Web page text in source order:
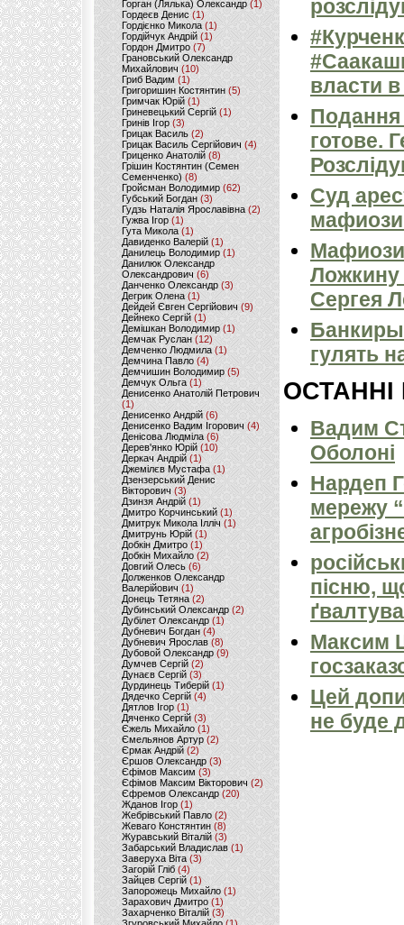
Горган (Лялька) Олександр(1)
Гордеєв Денис (1)
Гордієнко Микола (1)
Гордійчук Андрій (1)
Гордон Дмитро (7)
Грановський Олександр
Михайлович (10)
Гриб Вадим (1)
Григоришин Костянтин (5)
Гримчак Юрій(1)
Гриневецький Сергій(1)
Гринів Ігор (3)
Грицак Василь (2)
Грицак Василь Сергійович (4)
Гриценко Анатолій (8)
Грішин Костянтин (Семен
Семенченко)(8)
Гройсман Володимир(62)
Губський Богдан (3)
Гудзь Наталія Ярославівна(2)
Гужва Ігор (1)
Гута Микола (1)
Давиденко Валерій (1)
Данилець Володимир(1)
Данилюк Олександр
Олександрович (6)
Данченко Олександр (3)
Дегрик Олена(1)
Дейдей Євген Сергійович(9)
Дейнеко Сергій (1)
Демішкан Володимир(1)
Демчак Руслан (12)
Демченко Людмила (1)
Демчина Павло (4)
Демчишин Володимир (5)
Демчук Ольга(1)
Денисенко Анатолій Петрович
(1)
Денисенко Андрій (6)
Денисенко Вадим Ігорович (4)
Денісова Людміла(6)
Дерев'янко Юрій(10)
Деркач Андрій(1)
Джемілєв Мустафа (1)
Дзензерський Денис
Вікторович (3)
Дзинзя Андрій (1)
Дмитро Корчинський (1)
Дмитрук Микола Ілліч (1)
Дмитрунь Юрій (1)
Добкін Дмитро(1)
Добкін Михайло (2)
Довгий Олесь (6)
Долженков Олександр
Валерійович (1)
Донець Тетяна (2)
Дубинський Олександр(2)
Дубілет Олександр (1)
Дубневич Богдан (4)
Дубневич Ярослав (8)
Дубовой Олександр(9)
Думчев Сергій (2)
Дунаєв Сергій(3)
Дурдинець Тиберій (1)
Дядечко Сергій (4)
Дятлов Ігор (1)
Дяченко Сергій (3)
Єжель Михайло (1)
Ємельянов Артур (2)
Єрмак Андрій (2)
Єршов Олександр (3)
Єфімов Максим (3)
Єфімов Максим Вікторович (2)
Єфремов Олександр (20)
Жданов Ігор (1)
Жебрівський Павло (2)
Жеваго Констянтин (8)
Журавський Віталій (3)
Забарський Владислав (1)
Заверуха Віта (3)
Загорій Гліб (4)
Зайцев Сергій(1)
Запорожець Михайло (1)
Зарахович Дмитро (1)
Захарченко Віталій (3)
власти
готове.
Суд
мафиози
Сергея
гулять
ОСТАННІ
Вадим
Оболоні
Нардеп
мережу
пісню,
Максим
Цей
не буде